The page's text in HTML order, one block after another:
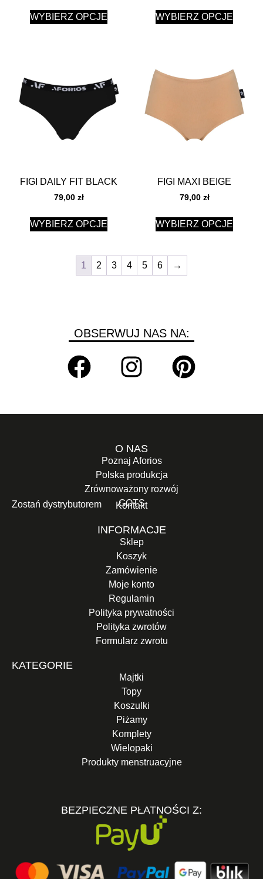
WYBIERZ OPCJE WYBIERZ OPCJE
FIGI DAILY FIT BLACK
79,00 zł
WYBIERZ OPCJE
FIGI MAXI BEIGE
79,00 zł
WYBIERZ OPCJE
1 2 3 4 5 6 →
OBSERWUJ NAS NA:
O NAS
Poznaj Aforios
Polska produkcja
Zrównoważony rozwój
GOTS
Zostań dystrybutorem Kontakt
INFORMACJE
Sklep
Koszyk
Zamówienie
Moje konto
Regulamin
Polityka prywatności
Polityka zwrotów
Formularz zwrotu
KATEGORIE
Majtki
Topy
Koszulki
Piżamy
Komplety
Wielopaki
Produkty menstruacyjne
BEZPIECZNE PŁATNOŚCI Z: